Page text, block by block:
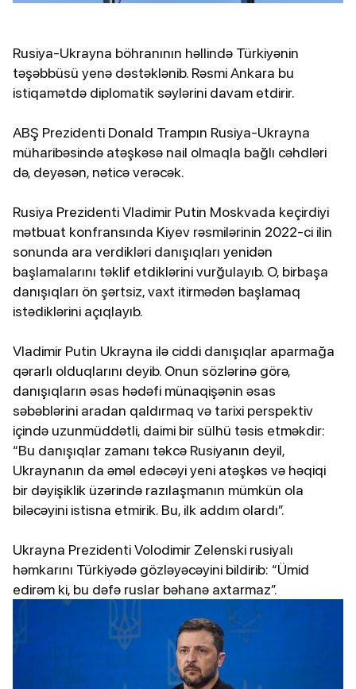
Rusiya-Ukrayna böhranının həllində Türkiyənin
təşəbbüsü yenə dəstəklənib. Rəsmi Ankara bu
istiqamətdə diplomatik səylərini davam etdirir.
ABŞ Prezidenti Donald Trampın Rusiya-Ukrayna
müharibəsində atəşkəsə nail olmaqla bağlı cəhdləri
də, deyəsən, nəticə verəcək.
Rusiya Prezidenti Vladimir Putin Moskvada keçirdiyi
mətbuat konfransında Kiyev rəsmilərinin 2022-ci ilin
sonunda ara verdikləri danışıqları yenidən
başlamalarını təklif etdiklərini vurğulayıb. O, birbaşa
danışıqları ön şərtsiz, vaxt itirmədən başlamaq
istədiklərini açıqlayıb.
Vladimir Putin Ukrayna ilə ciddi danışıqlar aparmağa
qərarlı olduqlarını deyib. Onun sözlərinə görə,
danışıqların əsas hədəfi münaqişənin əsas
səbəblərini aradan qaldırmaq və tarixi perspektiv
içində uzunmüddətli, daimi bir sülhü təsis etməkdir:
“Bu danışıqlar zamanı təkcə Rusiyanın deyil,
Ukraynanın da əməl edəcəyi yeni atəşkəs və həqiqi
bir dəyişiklik üzərində razılaşmanın mümkün ola
biləcəyini istisna etmirik. Bu, ilk addım olardı”.
Ukrayna Prezidenti Volodimir Zelenski rusiyalı
həmkarını Türkiyədə gözləyəcəyini bildirib: “Ümid
edirəm ki, bu dəfə ruslar bəhanə axtarmaz”.